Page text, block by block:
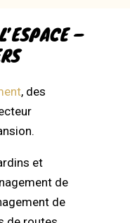
–
, des
et
de
de